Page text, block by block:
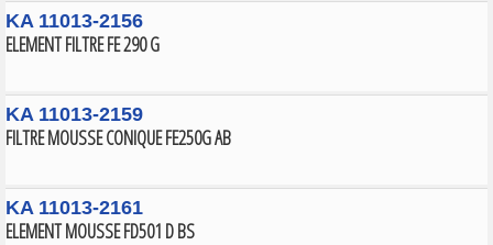
KA 11013-2156
ELEMENT FILTRE FE 290 G
KA 11013-2159
FILTRE MOUSSE CONIQUE FE250G AB
KA 11013-2161
ELEMENT MOUSSE FD501 D BS